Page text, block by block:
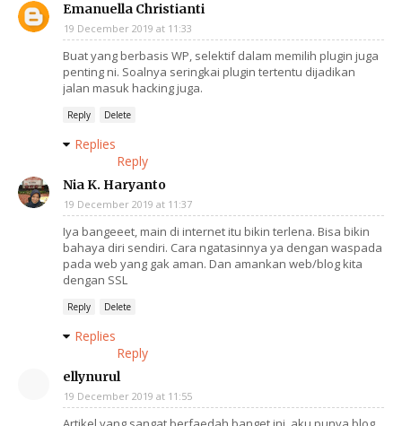
Emanuella Christianti
19 December 2019 at 11:33
Buat yang berbasis WP, selektif dalam memilih plugin juga
penting ni. Soalnya seringkai plugin tertentu dijadikan
jalan masuk hacking juga.
Reply Delete
Replies
Reply
Nia K. Haryanto
19 December 2019 at 11:37
Iya bangeeet, main di internet itu bikin terlena. Bisa bikin
bahaya diri sendiri. Cara ngatasinnya ya dengan waspada
pada web yang gak aman. Dan amankan web/blog kita
dengan SSL
Reply Delete
Replies
Reply
ellynurul
19 December 2019 at 11:55